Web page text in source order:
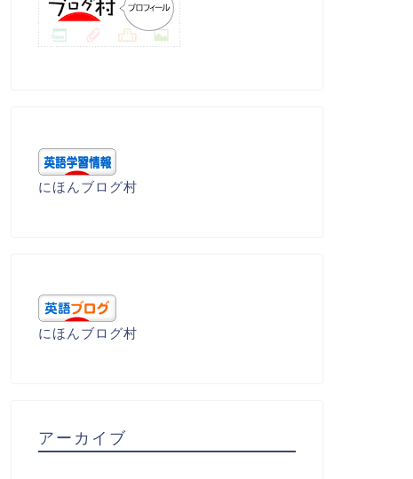
にほんブログ村
にほんブログ村
アーカイブ